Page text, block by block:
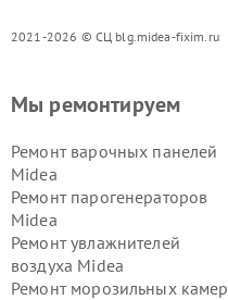
2021-2026 © СЦ blg.midea-fixim.ru
Мы ремонтируем
Ремонт варочных панелей
Midea
Ремонт парогенераторов
Midea
Ремонт увлажнителей
воздуха Midea
Ремонт морозильных камер